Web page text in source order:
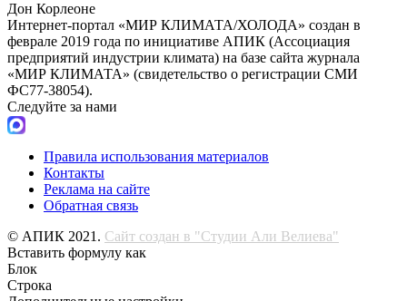
Дон Корлеоне
Интернет-портал «МИР КЛИМАТА/ХОЛОДА» создан в
феврале 2019 года по инициативе АПИК (Ассоциация
предприятий индустрии климата) на базе сайта журнала
«МИР КЛИМАТА» (свидетельство о регистрации СМИ
ФС77-38054).
Следуйте за нами
Правила использования материалов
Контакты
Реклама на сайте
Обратная связь
© АПИК 2021. Сайт создан в "Студии Али Велиева"
Вставить формулу как
Блок
Строка